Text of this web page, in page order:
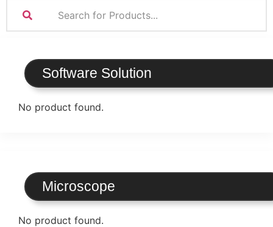
Software Solution
No product found.
Microscope
No product found.